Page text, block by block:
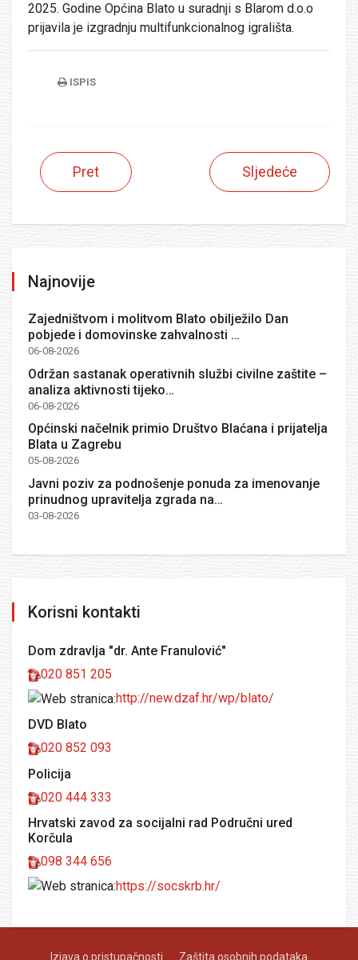
2025. Godine Općina Blato u suradnji s Blarom d.o.o
prijavila je izgradnju multifunkcionalnog igrališta.
ISPIS
Pret Sljedeće
Najnovije
Zajedništvom i molitvom Blato obilježilo Dan
pobjede i domovinske zahvalnosti …
06-08-2026
Održan sastanak operativnih službi civilne zaštite –
analiza aktivnosti tijeko…
06-08-2026
Općinski načelnik primio Društvo Blaćana i prijatelja
Blata u Zagrebu
05-08-2026
Javni poziv za podnošenje ponuda za imenovanje
prinudnog upravitelja zgrada na…
03-08-2026
Korisni kontakti
Dom zdravlja "dr. Ante Franulović"
020 851 205
http://new.dzaf.hr/wp/blato/
DVD Blato
020 852 093
Policija
020 444 333
Hrvatski zavod za socijalni rad Područni ured
Korčula
098 344 656
https://socskrb.hr/
Izjava o pristupačnosti Zaštita osobnih podataka